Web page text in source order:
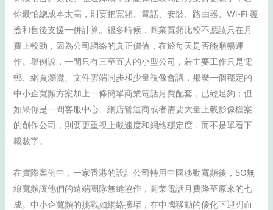
你最怕總成本太高，則要把寬頻、電話、安裝、路由器、Wi-Fi 覆
蓋和售後支援一併計算。很多時候，商業寬頻比較不應該只在月
費上較勁，因為公司網絡的真正價值，在於每天是否能順暢運
作。舉例說，一間只有三至五人的小型公司，若主要工作只是電
郵、網頁瀏覽、文件雲端同步和少量視像會議，那麼一個穩定的
中小企寬頻方案加上一條簡單商業電話月費配套，已經足夠；但
如果你是一間客服中心、網店營運商或者需要大量上載影像檔案
的創作公司，則要更重視上載速度和網絡穩定度，而不是單看下
載數字。
在實際案例中，一家香港的設計公司轉用中國移動寬頻後，5G無
線寬頻讓他們的遠端團隊無縫協作，商業電話月費降至原來的七
成。中小企寬頻的挑戰如網絡擁堵，在中國移動的優化下迎刃而